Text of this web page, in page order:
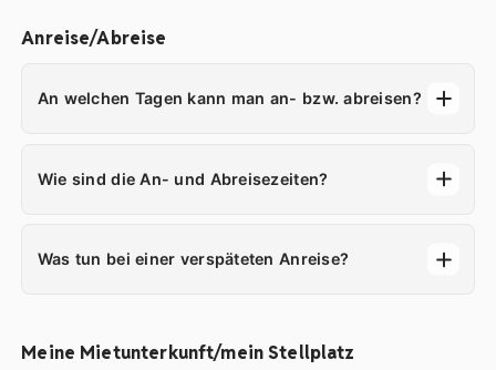
Anreise/Abreise
An welchen Tagen kann man an- bzw. abreisen?
Wie sind die An- und Abreisezeiten?
Was tun bei einer verspäteten Anreise?
Meine Mietunterkunft/mein Stellplatz